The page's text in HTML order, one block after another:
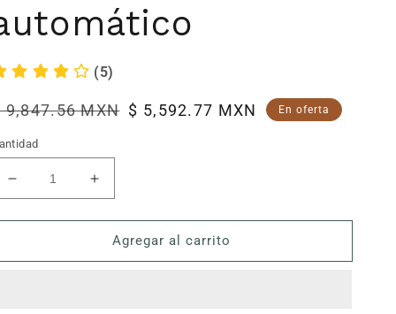
(5)
9,847.56 MXN Precio
$ 5,592.77 MXN En oferta
Reducir
cantidad
para
Studio
Aumentar
cantidad
para
Poly
Studio
Agregar al carrito